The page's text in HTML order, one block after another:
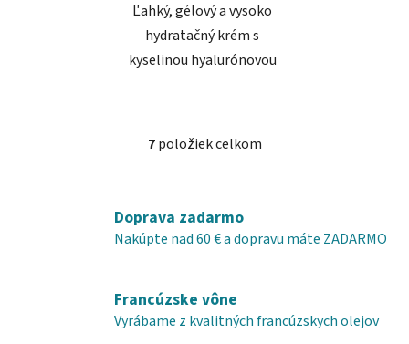
Ľahký, gélový a vysoko
hydratačný krém s
kyselinou hyalurónovou
O
á
d
i
e
p
7položiek celkom
Doprava zadarmo
Nakúpte nad 60 € a dopravu máte ZADARMO
Francúzske vône
Vyrábame z kvalitných francúzskych olejov